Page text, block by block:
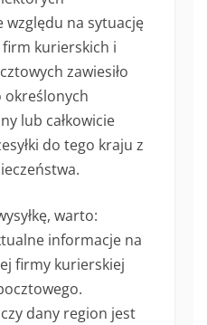
względu na sytuację
kurierskich i
zawiesiło
określonych
lub całkowicie
do tego kraju z
warto:
informacje na
firmy kurierskiej
dany region jest